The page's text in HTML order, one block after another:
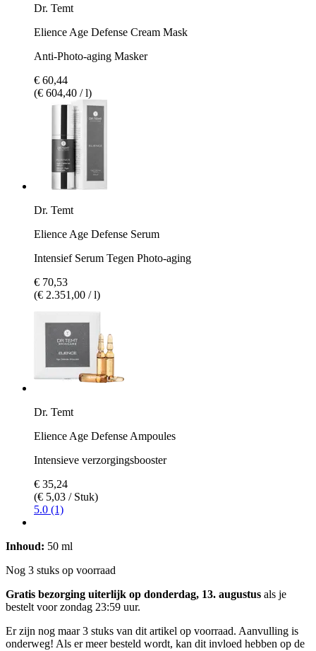
Dr. Temt
Elience Age Defense Cream Mask
Anti-Photo-aging Masker
€ 60,44
(€ 604,40 / l)
Dr. Temt
Elience Age Defense Serum
Intensief Serum Tegen Photo-aging
€ 70,53
(€ 2.351,00 / l)
Dr. Temt
Elience Age Defense Ampoules
Intensieve verzorgingsbooster
€ 35,24
(€ 5,03 / Stuk)
5.0 (1)
Inhoud: 50 ml
Nog 3 stuks op voorraad
Gratis bezorging uiterlijk op donderdag, 13. augustus als je
bestelt voorzondag 23:59 uur.
Er zijn nog maar 3 stuks van dit artikel op voorraad. Aanvulling is
onderweg! Als er meer besteld wordt, kan dit invloed hebben op de